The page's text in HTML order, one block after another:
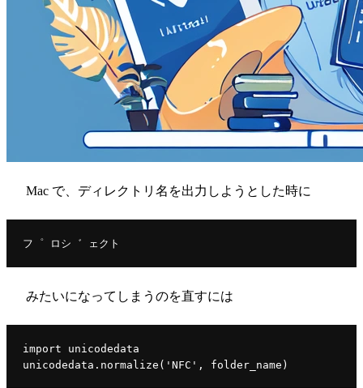
Mac で、ディレクトリ名を出力しようとした時に
フ゜ ロシ゛ ェクト
みたいになってしまうのを直すには
import unicodedata
unicodedata.normalize('NFC', folder_name)